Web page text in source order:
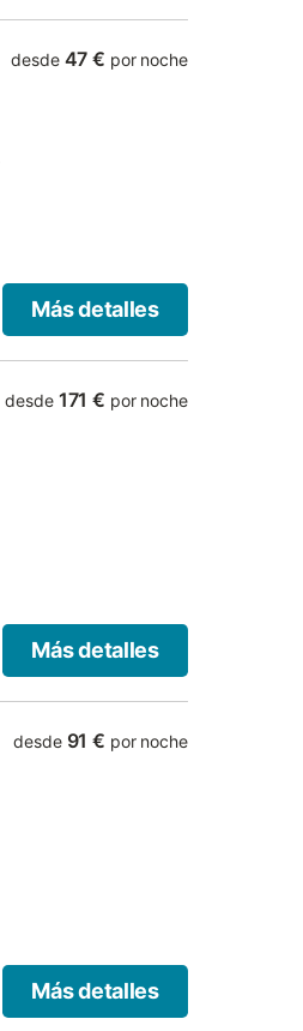
desde 47 € por noche
Más detalles
desde 171 € por noche
Más detalles
desde 91 € por noche
Más detalles